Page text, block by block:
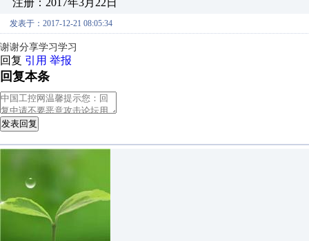
注册：2017年3月22日
发表于：2017-12-21 08:05:34
谢谢分享学习学习
回复 引用 举报
回复本条
发表回复